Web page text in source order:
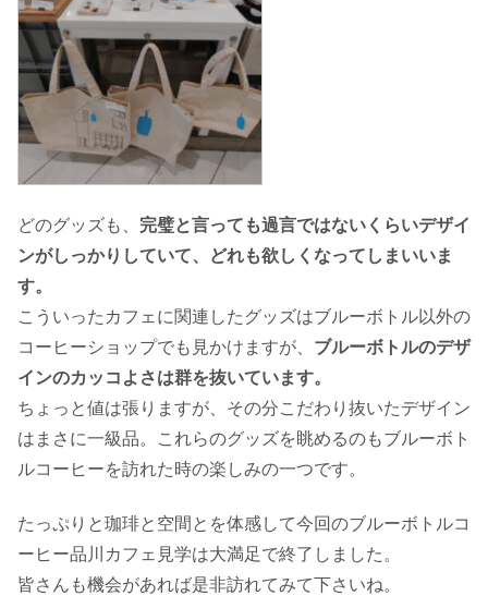
どのグッズも、 完璧と言っても過言ではないくらいデザイ
ンがしっかりしていて、どれも欲しくなってしまいいま
す。
こういったカフェに関連したグッズはブルーボトル以外の
コーヒーショップでも見かけますが、 ブルーボトルのデザ
インのカッコよさは群を抜いています。
ちょっと値は張りますが、その分こだわり抜いたデザイン
はまさに一級品。これらのグッズを眺めるのもブルーボト
ルコーヒーを訪れた時の楽しみの一つです。
たっぷりと珈琲と空間とを体感して今回のブルーボトルコ
ーヒー品川カフェ見学は大満足で終了しました。
皆さんも機会があれば是非訪れてみて下さいね。